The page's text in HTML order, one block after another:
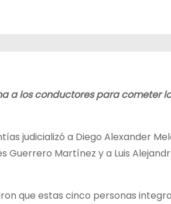
a los conductores para cometer
judicializó a Diego Alexander
Guerrero Martínez y a Luis
que estas cinco personas